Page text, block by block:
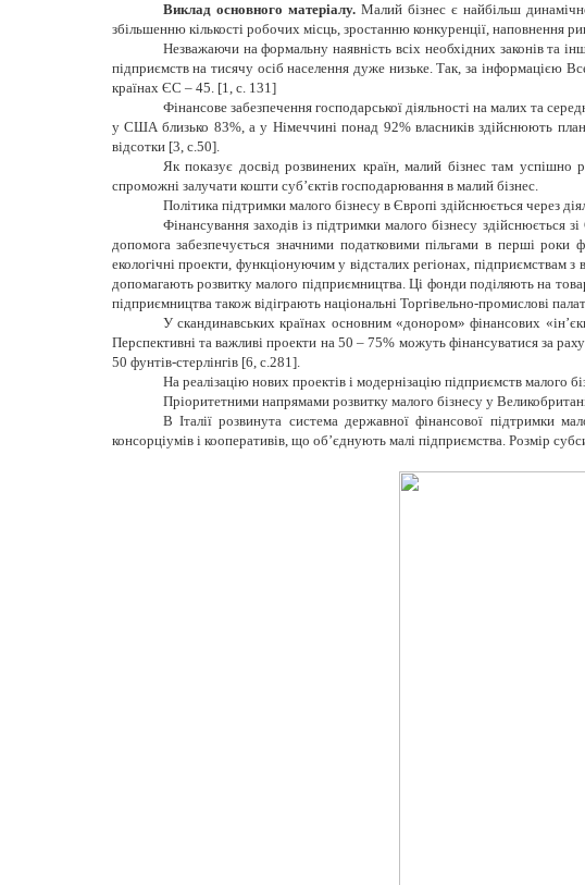
Виклад основного матеріалу.Малий бізнес є найбільш
збільшенню кількості робочих місць, зростанню конкуренції, наповнення
Незважаючи на формальну наявність всіх необхідних законів та
підприємств на тисячу осіб населення дуже низьке. Так, за інформацією
країнах ЄС – 45. [1, c. 131]
Фінансове забезпечення господарської діяльності на малих та
у США близько 83%, а у Німеччині понад 92% власників здійснюють
відсотки [3, c.50].
Як показує досвід розвинених країн, малий бізнес там успішно
спроможні залучати кошти суб’єктів господарювання в малий бізнес.
Політика підтримки малого бізнесу в Європі здійснюється через
Фінансування заходів із підтримки малого бізнесу
допомога забезпечується значними податковими пільгами в перші роки
екологічні проекти, функціонуючим у відсталих регіонах, підприємствам
допомагають розвитку малого підприємництва. Ці фонди поділяють на
підприємництва також відіграють національні Торгівельно-промислові
У скандинавських країнах основним «донором» фінансових
Перспективні та важливі проекти на 50 – 75% можуть фінансуватися за
50 фунтів-стерлінгів [6, c.281].
На реалізацію нових проектів і модернізацію підприємств малого
Пріоритетними напрямами розвитку малого бізнесу у
В Італії розвинута система державної фінансової підтримки
консорціумів і кооперативів, що об’єднують малі підприємства. Розмір